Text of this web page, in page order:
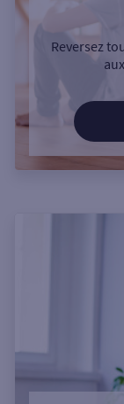
Reversez